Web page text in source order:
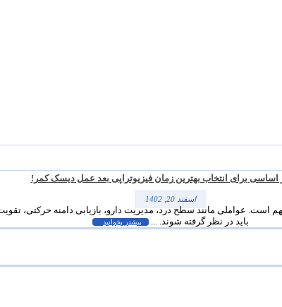
اسفند 20, 1402
است. عواملی مانند سطح درد، مدیریت دارو، بازیابی دامنه‌
باید در نظر گرفته شوند. ...
بیشتر بخوانید